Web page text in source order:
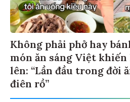
Không phải phở hay
món ăn sáng Việt
lên: “Lần đầu trong đời
điên rồ”